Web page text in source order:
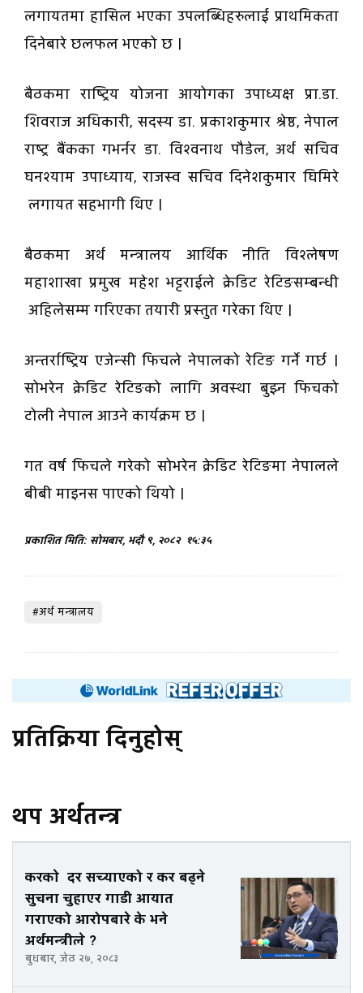
लगायतमा हासिल भएका उपलब्धिहरुलाई प्राथमिकता
दिनेबारे छलफल भएको छ ।
बैठकमा राष्ट्रिय योजना आयोगका उपाध्यक्ष प्रा.डा.
शिवराज अधिकारी, सदस्य डा. प्रकाशकुमार श्रेष्ठ, नेपाल
राष्ट्र बैंकका गभर्नर डा. विश्वनाथ पौडेल, अर्थ सचिव
घनश्याम उपाध्याय, राजस्व सचिव दिनेशकुमार घिमिरे
लगायत सहभागी थिए ।
बैठकमा अर्थ मन्त्रालय आर्थिक नीति विश्लेषण
महाशाखा प्रमुख महेश भट्टराईले क्रेडिट रेटिङसम्बन्धी
अहिलेसम्म गरिएका तयारी प्रस्तुत गरेका थिए ।
अन्तर्राष्ट्रिय एजेन्सी फिचले नेपालको रेटिङ गर्ने गर्छ ।
सोभरेन क्रेडिट रेटिङको लागि अवस्था बुझ्न फिचको
टोली नेपाल आउने कार्यक्रम छ ।
गत वर्ष फिचले गरेको सोभरेन क्रेडिट रेटिङमा नेपालले
बीबी माइनस पाएको थियो ।
प्रकाशित मिति: सोमबार, भदौ ९, २०८२ १५:३५
#अर्थ मन्त्रालय
प्रतिक्रिया दिनुहोस्
थप अर्थतन्त्र
करकाे दर सच्याएको र कर बढ्ने
सुचना चुहाएर गाडी आयात
गराएको आरोपबारे के भने
अर्थमन्त्रीले ?
बुधबार, जेठ २७, २०८३